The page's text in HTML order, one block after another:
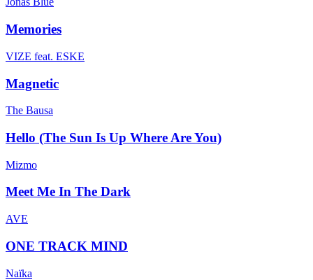
Memories
VIZE feat. ESKE
Magnetic
The Bausa
Hello (The Sun Is Up Where Are You)
Mizmo
Meet Me In The Dark
AVE
ONE TRACK MIND
Naïka